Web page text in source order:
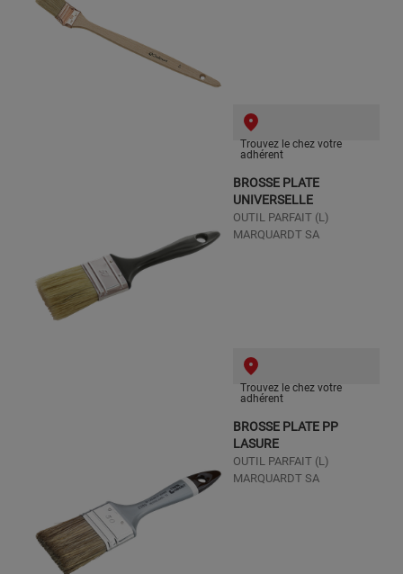
Trouvez le chez votre
adhérent
BROSSE PLATE
UNIVERSELLE
OUTIL PARFAIT (L)
MARQUARDT SA
Trouvez le chez votre
adhérent
BROSSE PLATE PP
LASURE
OUTIL PARFAIT (L)
MARQUARDT SA